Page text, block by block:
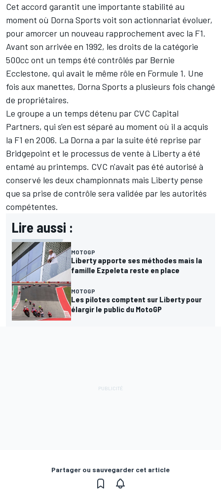
Cet accord garantit une importante stabilité au
moment où Dorna Sports voit son actionnariat évoluer,
pour amorcer un nouveau rapprochement avec la F1.
Avant son arrivée en 1992, les droits de la catégorie
500cc ont un temps été contrôlés par Bernie
Ecclestone, qui avait le même rôle en Formule 1. Une
fois aux manettes, Dorna Sports a plusieurs fois changé
de propriétaires.
Le groupe a un temps détenu par CVC Capital
Partners, qui s'en est séparé au moment où il a acquis
la F1 en 2006. La Dorna a par la suite été reprise par
Bridgepoint et le processus de vente à Liberty a été
entamé au printemps. CVC n'avait pas été autorisé à
conservé les deux championnats mais Liberty pense
que sa prise de contrôle sera validée par les autorités
compétentes.
Lire aussi :
MOTOGP
Liberty apporte ses méthodes mais la
famille Ezpeleta reste en place
MOTOGP
Les pilotes comptent sur Liberty pour
élargir le public du MotoGP
Partager ou sauvegarder cet article